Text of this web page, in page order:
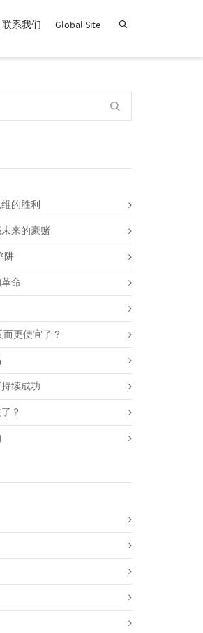
联系我们 Global Site
的胜利
来的豪赌
阱
命
更便宜了？
续成功
？